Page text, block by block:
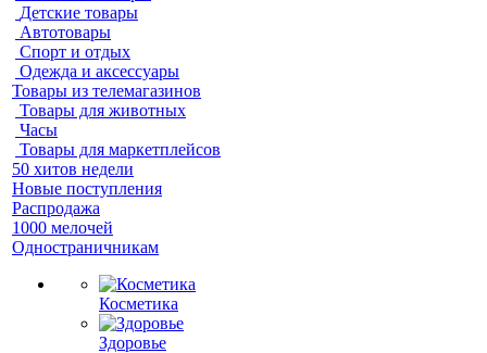
Детские товары
Автотовары
Спорт и отдых
Одежда и аксессуары
Товары из телемагазинов
Товары для животных
Часы
Товары для маркетплейсов
50 хитов недели
Новые поступления
Распродажа
1000 мелочей
Одностраничникам
Косметика
Здоровье